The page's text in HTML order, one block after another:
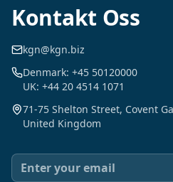
Kontakt Oss
kgn@kgn.biz
Denmark: +45 50120000
UK: +44 20 4514 1071
71-75 Shelton Street, Covent
United Kingdom